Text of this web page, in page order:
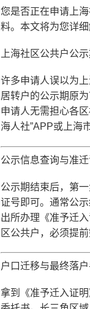
您是否正在申请上
料。本文将为您详
上海社区公共户公
许多申请人误以为
居转户的公示期原
申请人无需担心各
海人社”APP或上海
公示信息查询与准
公示期结束后，第
证号即可。通常公
出所办理《准予迁
区公共户，必须提
户口迁移与最终落
拿到《准予迁入证